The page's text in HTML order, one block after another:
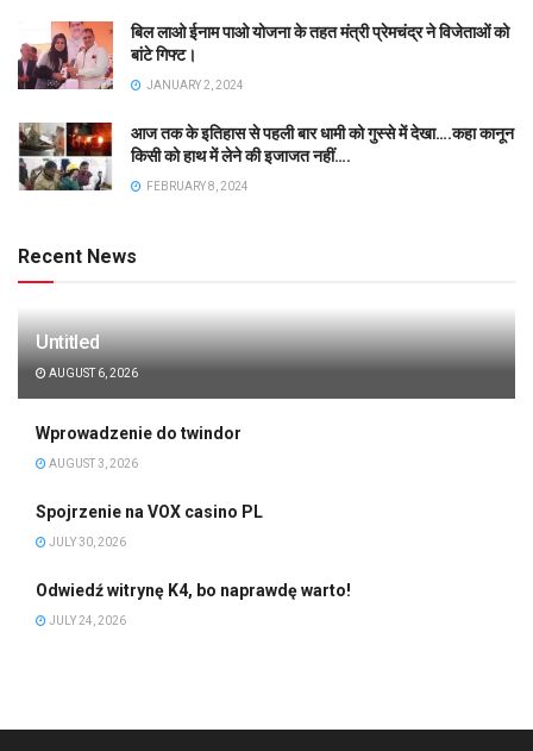
बिल लाओ ईनाम पाओ योजना के तहत मंत्री प्रेमचंद्र ने विजेताओं को
बांटे गिफ्ट।
JANUARY 2, 2024
आज तक के इतिहास से पहली बार धामी को गुस्से में देखा….कहा कानून
किसी को हाथ में लेने की इजाजत नहीं….
FEBRUARY 8, 2024
Recent News
Untitled
AUGUST 6, 2026
Wprowadzenie do twindor
AUGUST 3, 2026
Spojrzenie na VOX casino PL
JULY 30, 2026
Odwiedź witrynę K4, bo naprawdę warto!
JULY 24, 2026